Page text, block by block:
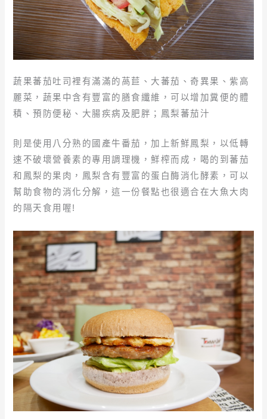
蔬果蕃茄吐司裡有滿滿的萵苣、大蕃茄、奇異果、紫高
麗菜，蔬果中含有豐富的膳食纖維，可以增加糞便的體
積、預防便秘、大腸疾病及肥胖；鳳梨蕃茄汁
則是使用八分熟的國產牛番茄，加上新鮮鳳梨，以低轉
速不破壞營養素的專用調理機，鮮榨而成，喝的到蕃茄
和鳳梨的果肉，鳳梨含有豐富的蛋白酶消化酵素，可以
幫助食物的消化分解，這一份餐點也很適合在大魚大肉
的隔天食用喔!